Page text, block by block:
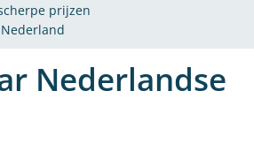
prijzen
Nederlandse